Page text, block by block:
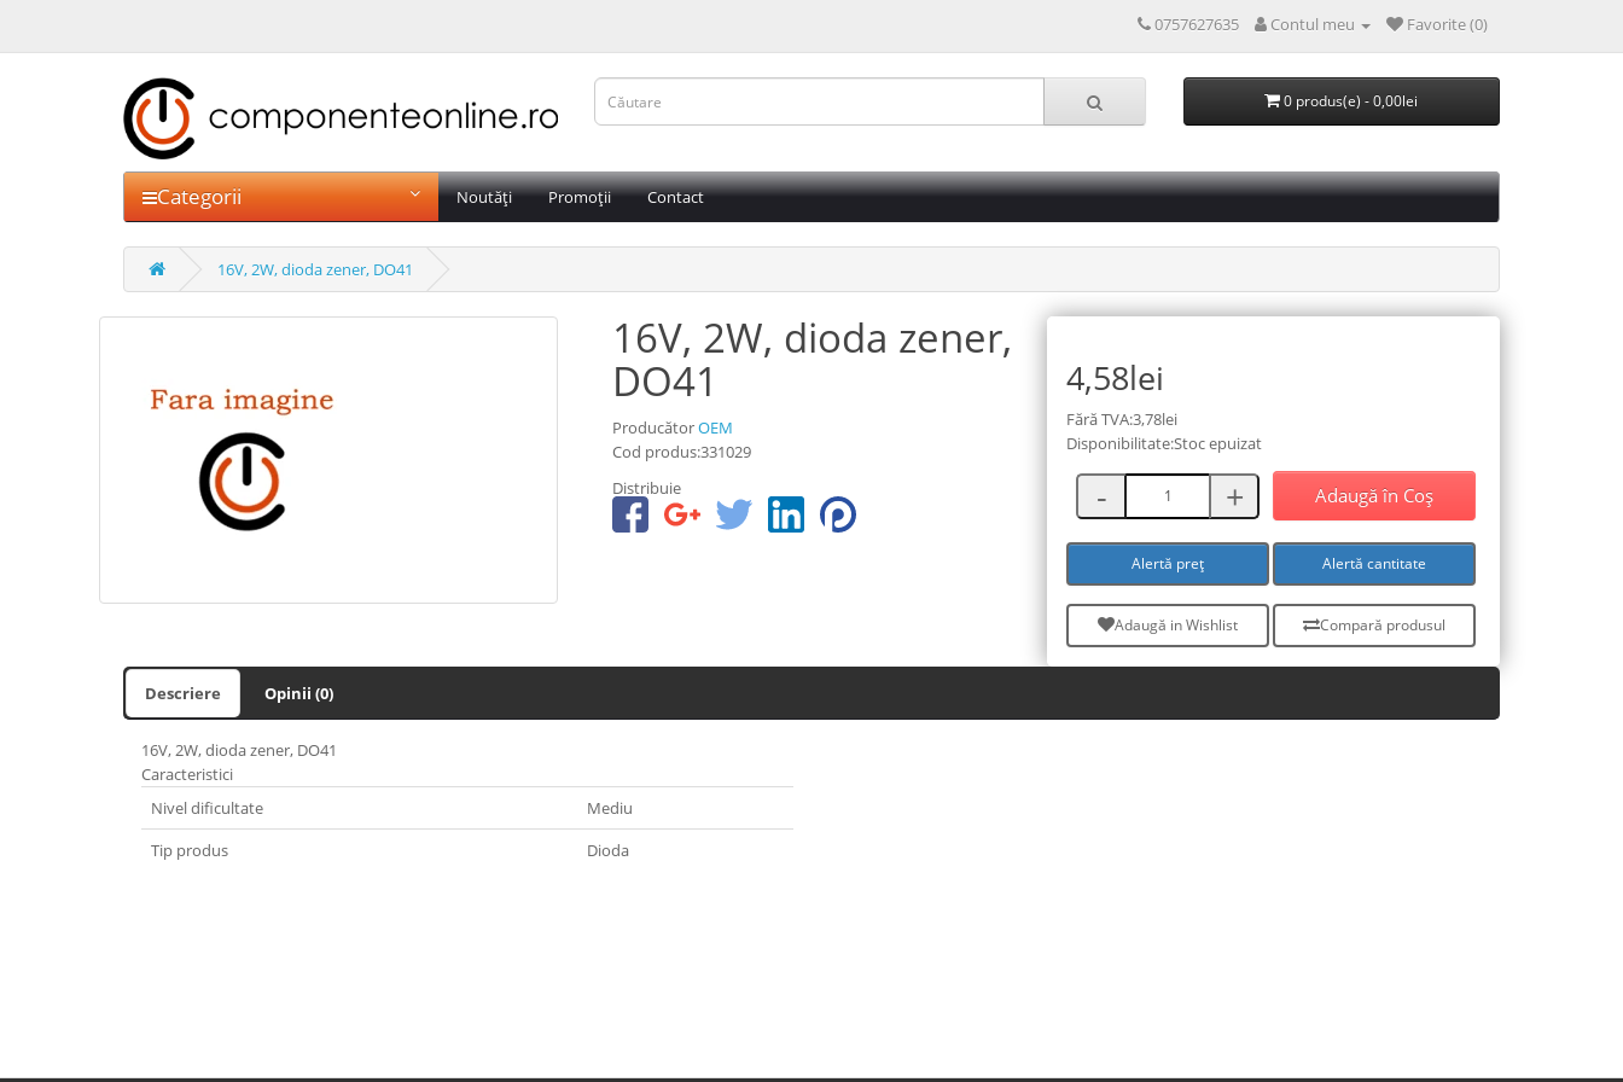
0757627635 Contul meu Favorite (0)
0 produs(e) - 0,00lei
Categorii Noutăți Promoții Contact
16V, 2W, dioda zener, DO41
16V, 2W, dioda zener,
DO41
ProducătorOEM
Cod produs:331029
Distribuie
4,58lei
Fără TVA:3,78lei
Disponibilitate:Stoc epuizat
Adaugă în Coş
Alertă preț Alertă cantitate
Adaugă in Wishlist Compară produsul
Descriere Opinii (0)
16V, 2W, dioda zener, DO41
Caracteristici
Nivel dificultate
Mediu
Tip produs
Dioda